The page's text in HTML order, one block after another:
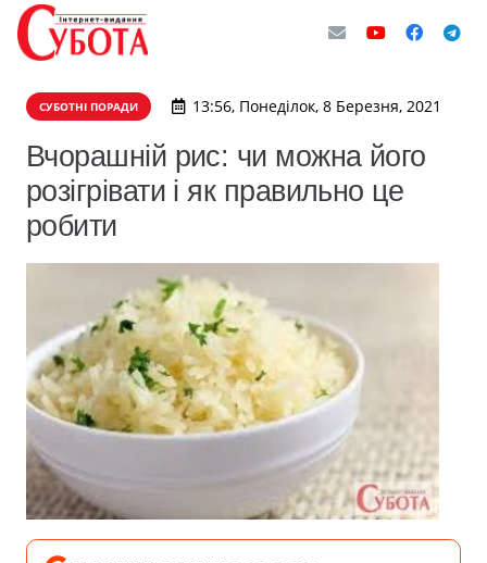
СУБОТНІ ПОРАДИ 13:56, Понеділок, 8 Березня, 2021
Вчорашній рис: чи можна його
розігрівати і як правильно це
робити